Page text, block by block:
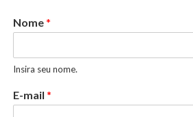
Nome*
Insira seu nome.
E-mail *